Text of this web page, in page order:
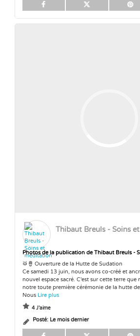
Photos de la publication de Thibaut Breuls -
🥁🪘 Ouverture de la Hutte de Sudation
Ce samedi 13 juin, nous avons co-créé et
nouvel espace sacré. C'est sur cette terre que
notre toute première cérémonie de la hutte
Nous Lire plus
4 J'aime
Posté: Le mois dernier